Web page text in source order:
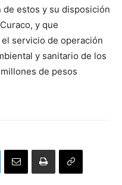
estos y su disposición
y que
servicio de operación
y sanitario de los
de pesos